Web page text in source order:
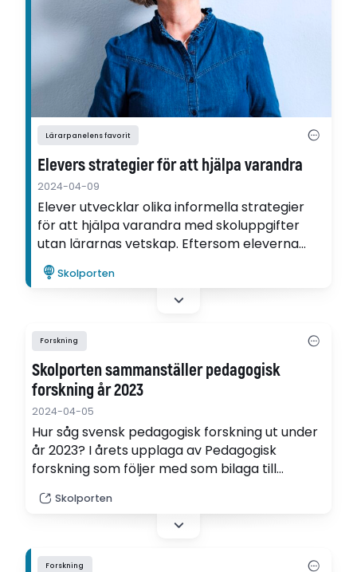
Lärarpanelens favorit
Elevers strategier för att hjälpa varandra
2024-04-09
Elever utvecklar olika informella strategier
för att hjälpa varandra med skoluppgifter
utan lärarnas vetskap. Eftersom eleverna
samarbetar blir det svårt för lärarna att
sätta korrekta betyg, visar Charlotta Rönns
avhandling, som nu har valts till
Skolporten
Forskning
Skolporten sammanställer pedagogisk
forskning år 2023
2024-04-05
Hur såg svensk pedagogisk forskning ut under
år 2023? I årets upplaga av Pedagogisk
forskning som följer med som bilaga till
presenterar vi samtliga avhandlingar under
det gångna året inom det
skolan och förskola.
Skolporten
Forskning